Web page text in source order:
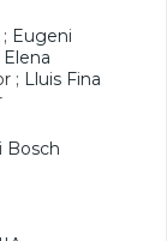
; Eugeni
Elena
; Lluis Fina
Bosch